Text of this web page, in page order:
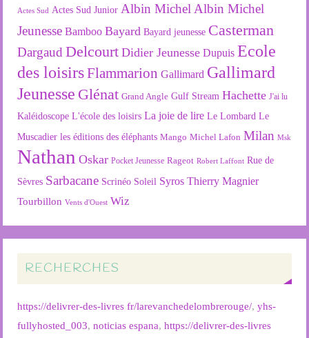
Actes Sud Actes Sud Junior Albin Michel Albin Michel
Jeunesse Bamboo Bayard Bayard jeunesse Casterman
Dargaud Delcourt Didier Jeunesse Dupuis Ecole
des loisirsFlammarion Gallimard Gallimard
Jeunesse Glénat Grand Angle Gulf Stream Hachette J'ai lu
Kaléidoscope L'école des loisirs La joie de lire Le Lombard Le
Muscadier les éditions des éléphants Mango Michel Lafon Milan Msk
Nathan Oskar Pocket Jeunesse Rageot Robert Laffont Rue de
Sèvres Sarbacane Scrinéo Soleil Syros Thierry Magnier
Tourbillon Vents d'Ouest Wiz
RECHERCHES
https://delivrer-des-livres fr/larevanchedelombrerouge/,yhs-
fullyhosted_003,noticias espana,https://delivrer-des-livres